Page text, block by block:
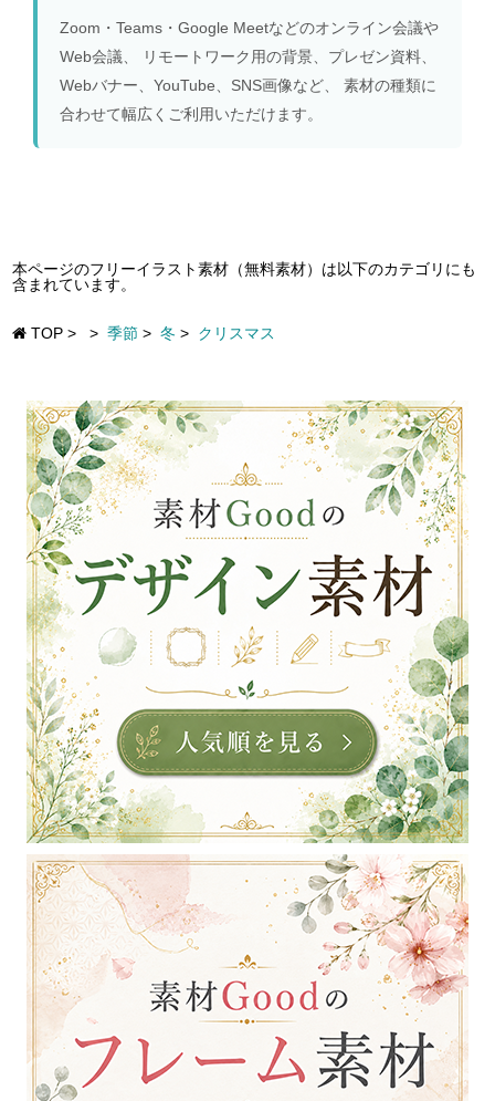
Zoom・Teams・Google Meetなどのオンライン会議や
Web会議、 リモートワーク用の背景、プレゼン資料、
Webバナー、YouTube、SNS画像など、 素材の種類に
合わせて幅広くご利用いただけます。
本ページのフリーイラスト素材（無料素材）は以下のカテゴリにも
含まれています。
TOP > > 季節 > 冬 > クリスマス